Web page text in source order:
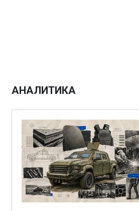
АНАЛИТИКА